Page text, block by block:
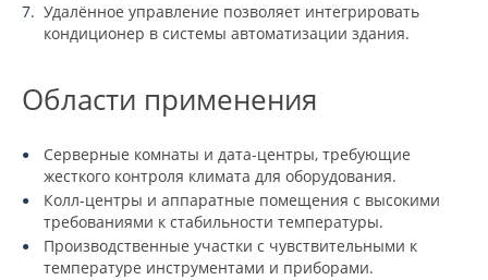
Удалённое управление позволяет интегрировать
кондиционер в системы автоматизации здания.
Области применения
Серверные комнаты и дата-центры, требующие
жесткого контроля климата для оборудования.
Колл-центры и аппаратные помещения с высокими
требованиями к стабильности температуры.
Производственные участки с чувствительными к
температуре инструментами и приборами.